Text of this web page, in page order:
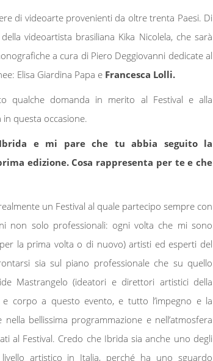
di videoarte provenienti da oltre trenta Paesi. Di
videoartista brasiliana Kika Nicolela, che sarà
a cura di Piero Deggiovanni dedicate al
Elisa Giardina Papa e Francesca Lolli.
qualche domanda in merito al Festival e alla
questa occasione.
e mi pare che tu abbia seguito la
edizione. Cosa rappresenta per te e che
un Festival al quale partecipo sempre con
non solo professionali: ogni volta che mi sono
la prima volta o di nuovo) artisti ed esperti del
sia sul piano professionale che su quello
Mastrangelo (ideatori e direttori artistici della
e corpo a questo evento, e tutto l’impegno e la
bellissima programmazione e nell’atmosfera
al Festival. Credo che Ibrida sia anche uno degli
artistico in Italia, perché ha uno sguardo